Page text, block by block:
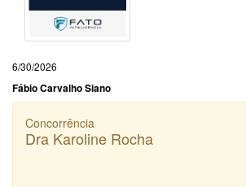
6/30/2026
Fábio Carvalho Siano
Concorrência
Dra Karoline Rocha